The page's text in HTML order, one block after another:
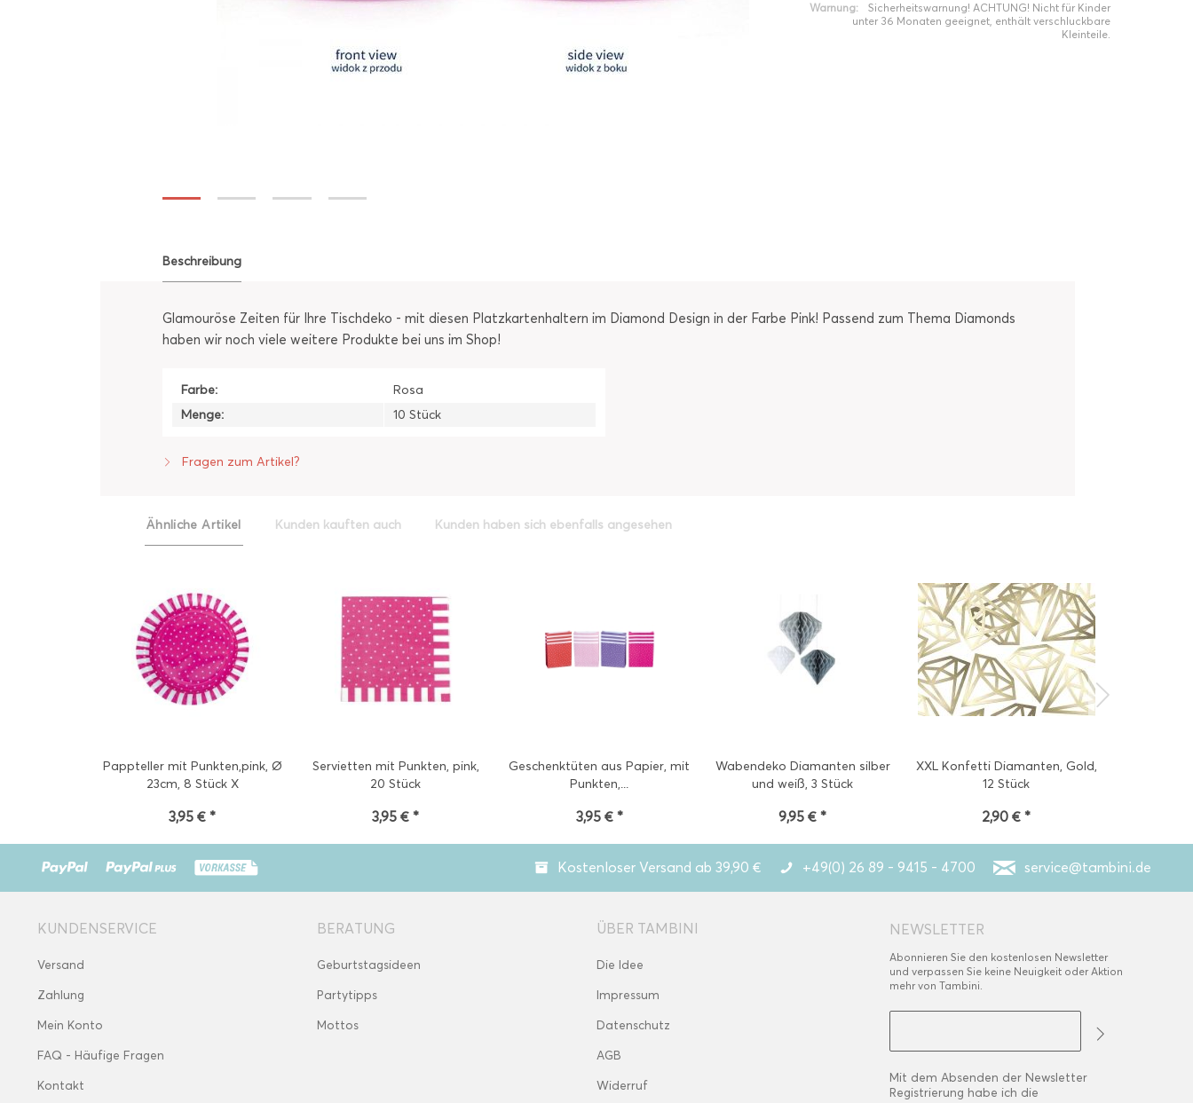
Warnung:
Sicherheitswarnung! ACHTUNG! Nicht für Kinder
unter 36 Monaten geeignet, enthält verschluckbare
Kleinteile.
Beschreibung
Glamouröse Zeiten für Ihre Tischdeko - mit diesen Platzkartenhaltern im Diamond Design in der Farbe Pink! Passend zum Thema Diamonds
haben wir noch viele weitere Produkte bei uns im Shop!
Farbe:
Rosa
Menge:
10 Stück
Fragen zum Artikel?
Ähnliche Artikel Kunden kauften auch Kunden haben sich ebenfalls angesehen
Pappteller mit Punkten,pink, Ø
23cm, 8 Stück X
3,95 € *
Servietten mit Punkten, pink,
20 Stück
3,95 € *
Geschenktüten aus Papier, mit
Punkten,...
3,95 € *
Wabendeko Diamanten silber
und weiß, 3 Stück
9,95 € *
XXL Konfetti Diamanten, Gold,
12 Stück
2,90 € *
Kostenloser Versand ab 39,90 € +49(0) 26 89 - 9415 - 4700 service@tambini.de
KUNDENSERVICE
Versand
Zahlung
Mein Konto
FAQ - Häufige Fragen
Kontakt
BERATUNG
Geburtstagsideen
Partytipps
Mottos
ÜBER TAMBINI
Die Idee
Impressum
Datenschutz
AGB
Widerruf
NEWSLETTER
Abonnieren Sie den kostenlosen Newsletter
und verpassen Sie keine Neuigkeit oder Aktion
mehr von Tambini.
Mit dem Absenden der Newsletter
Registrierung habe ich die